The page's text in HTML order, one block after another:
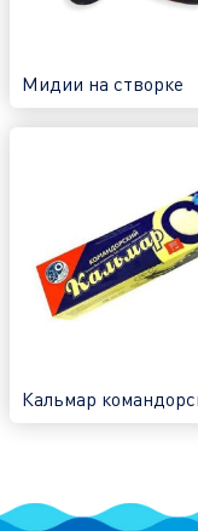
Мидии на створке
Кальмар